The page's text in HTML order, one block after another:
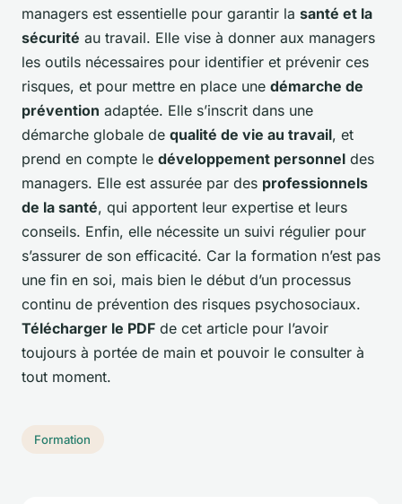
managers est essentielle pour garantir la santé et la
sécurité au travail. Elle vise à donner aux managers
les outils nécessaires pour identifier et prévenir ces
risques, et pour mettre en place une démarche de
prévention adaptée. Elle s’inscrit dans une
démarche globale de qualité de vie au travail, et
prend en compte le développement personnel des
managers. Elle est assurée par des professionnels
de la santé, qui apportent leur expertise et leurs
conseils. Enfin, elle nécessite un suivi régulier pour
s’assurer de son efficacité. Car la formation n’est pas
une fin en soi, mais bien le début d’un processus
continu de prévention des risques psychosociaux.
Télécharger le PDF de cet article pour l’avoir
toujours à portée de main et pouvoir le consulter à
tout moment.
Formation